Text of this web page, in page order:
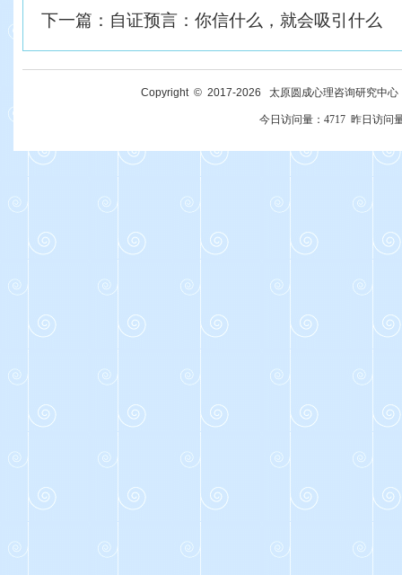
下一篇： 自证预言：你信什么，就会吸引什么
Copyright © 2017-2026 太原圆成心理咨询研究中
今日访问量： 4717 昨日访问